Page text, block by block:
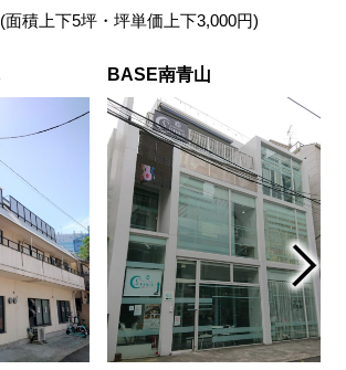
(面積上下5坪・坪単価上下3,000円)